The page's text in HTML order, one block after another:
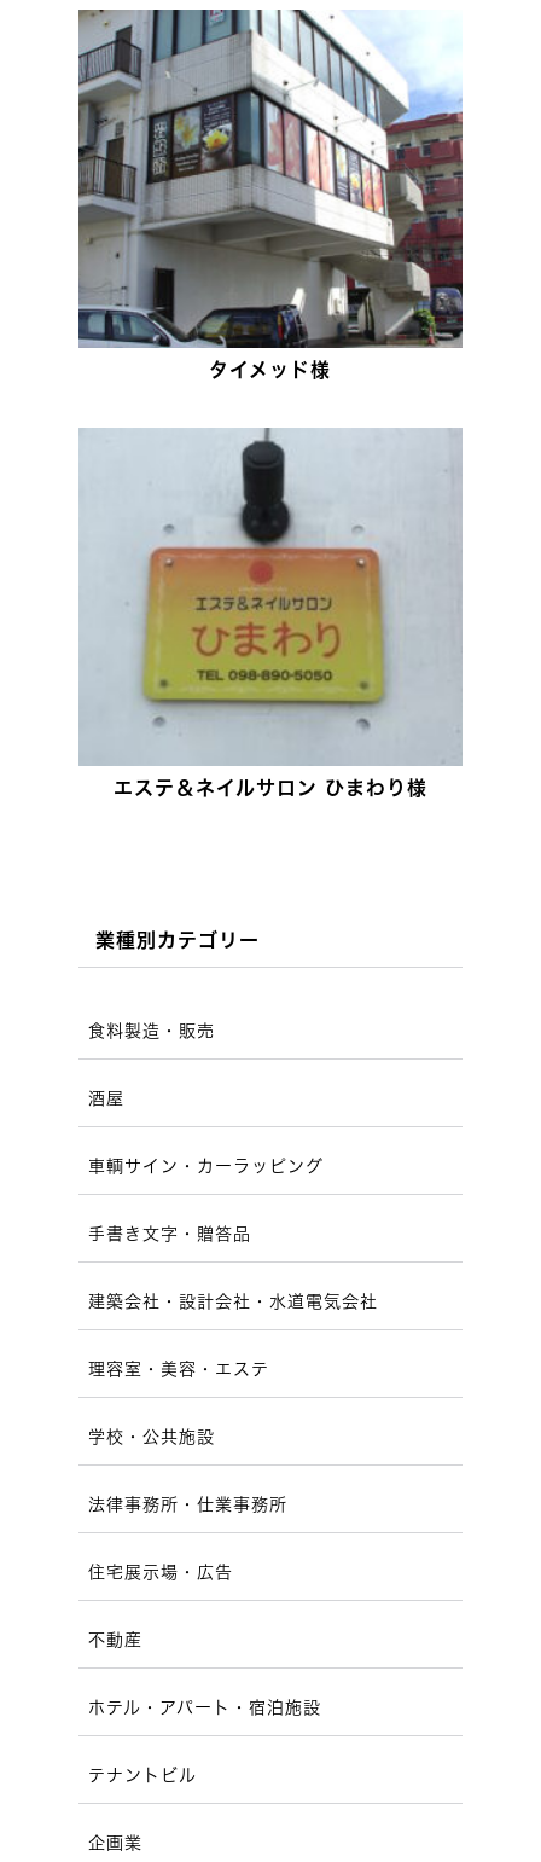
タイメッド様
エステ＆ネイルサロン ひまわり様
業種別カテゴリー
食料製造・販売
酒屋
車輌サイン・カーラッピング
手書き文字・贈答品
建築会社・設計会社・水道電気会社
理容室・美容・エステ
学校・公共施設
法律事務所・仕業事務所
住宅展示場・広告
不動産
ホテル・アパート・宿泊施設
テナントビル
企画業